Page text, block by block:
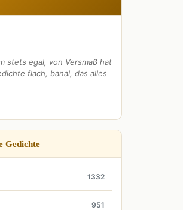
stets egal, von Versmaß hat
flach, banal, das alles
Gedichte
1332
951